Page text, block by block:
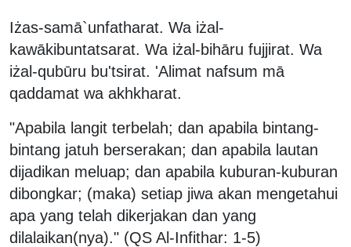
Iżas-samā`unfatharat. Wa iżal-
kawākibuntatsarat. Wa iżal-bihāru fujjirat. Wa
iżal-qubūru bu'tsirat. 'Alimat nafsum mā
qaddamat wa akhkharat.
"Apabila langit terbelah; dan apabila bintang-
bintang jatuh berserakan; dan apabila lautan
dijadikan meluap; dan apabila kuburan-kuburan
dibongkar; (maka) setiap jiwa akan mengetahui
apa yang telah dikerjakan dan yang
dilalaikan(nya)." (QS Al-Infithar: 1-5)